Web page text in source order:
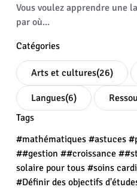
Vous voulez apprendre une
par où...
Catégories
Arts et cultures(26)
Langues(6)
Tags
#mathématiques #astuces
##gestion ##croissance
solaire pour tous #soins
#Définir des objectifs